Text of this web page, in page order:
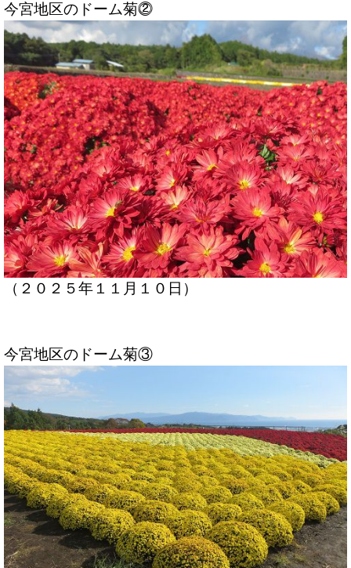
今宮地区のドーム菊⓶
（２０２５年１１月１０日）
今宮地区のドーム菊③